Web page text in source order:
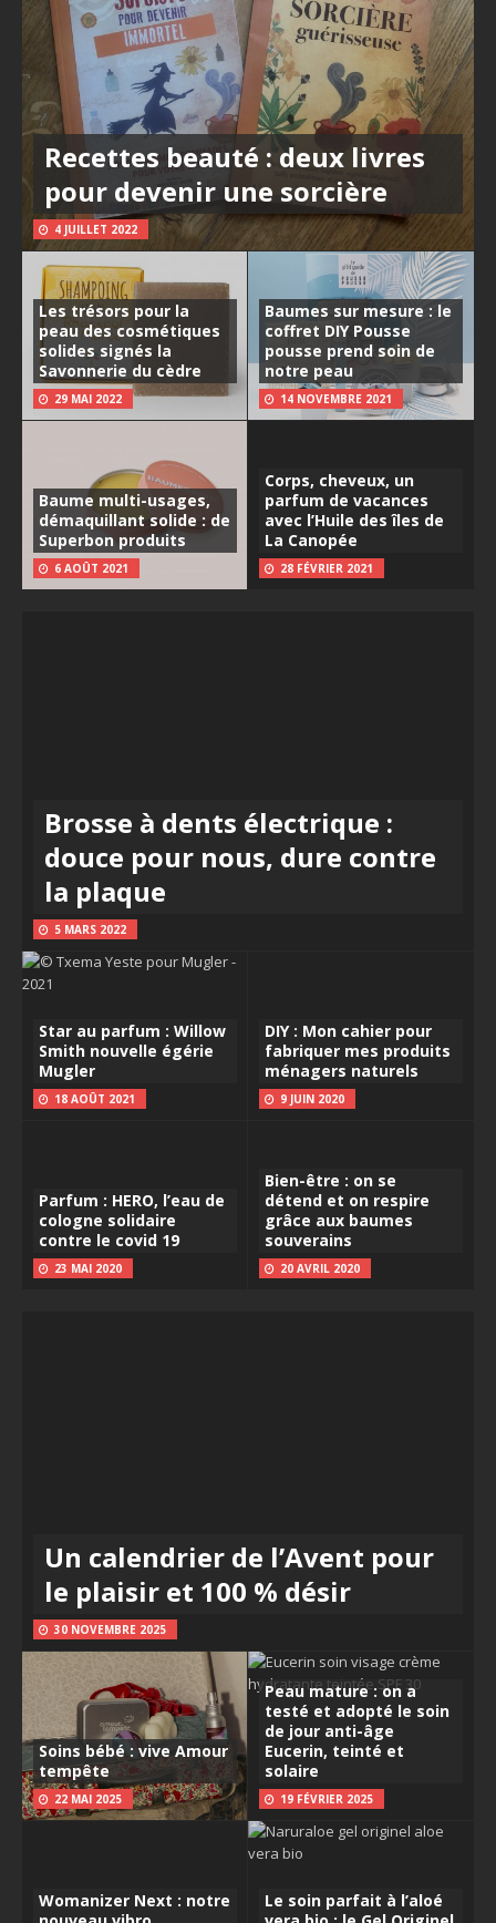
Recettes beauté : deux livres
pour devenir une sorcière
4 JUILLET 2022
Les trésors pour la
peau des cosmétiques
solides signés la
Savonnerie du cèdre
29 MAI 2022
Baumes sur mesure : le
coffret DIY Pousse
pousse prend soin de
notre peau
14 NOVEMBRE 2021
Baume multi-usages,
démaquillant solide : de
Superbon produits
6 AOÛT 2021
Corps, cheveux, un
parfum de vacances
avec l’Huile des îles de
La Canopée
28 FÉVRIER 2021
Brosse à dents électrique :
douce pour nous, dure contre
la plaque
5 MARS 2022
Star au parfum : Willow
Smith nouvelle égérie
Mugler
18 AOÛT 2021
DIY : Mon cahier pour
fabriquer mes produits
ménagers naturels
9 JUIN 2020
Parfum : HERO, l’eau de
cologne solidaire
contre le covid 19
23 MAI 2020
Bien-être : on se
détend et on respire
grâce aux baumes
souverains
20 AVRIL 2020
Un calendrier de l’Avent pour
le plaisir et 100 % désir
30 NOVEMBRE 2025
Soins bébé : vive Amour
tempête
22 MAI 2025
Peau mature : on a
testé et adopté le soin
de jour anti-âge
Eucerin, teinté et
solaire
19 FÉVRIER 2025
Womanizer Next : notre
Le soin parfait à l’aloé